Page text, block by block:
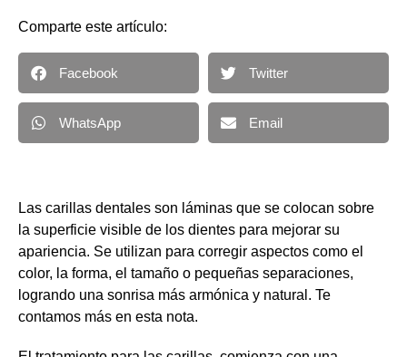
Comparte este artículo:
Facebook Twitter
WhatsApp Email
Las carillas dentales son láminas que se colocan sobre
la superficie visible de los dientes para mejorar su
apariencia. Se utilizan para corregir aspectos como el
color, la forma, el tamaño o pequeñas separaciones,
logrando una sonrisa más armónica y natural. Te
contamos más en esta nota.